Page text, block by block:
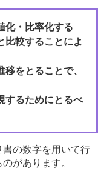
化・比率化する
較することによ
をとることで、
するためにとるべ
の数字を用いて行
があります。